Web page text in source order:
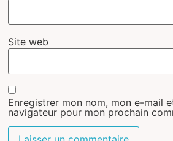
Site web
Enregistrer mon nom, mon e-mail
navigateur pour mon prochain